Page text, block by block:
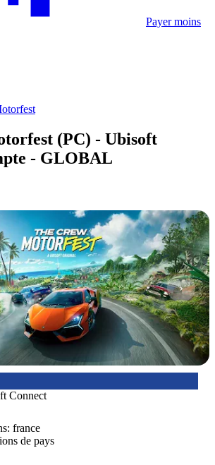
Payer moins
(PC) - Ubisoft
- GLOBAL
Connect
france
de pays